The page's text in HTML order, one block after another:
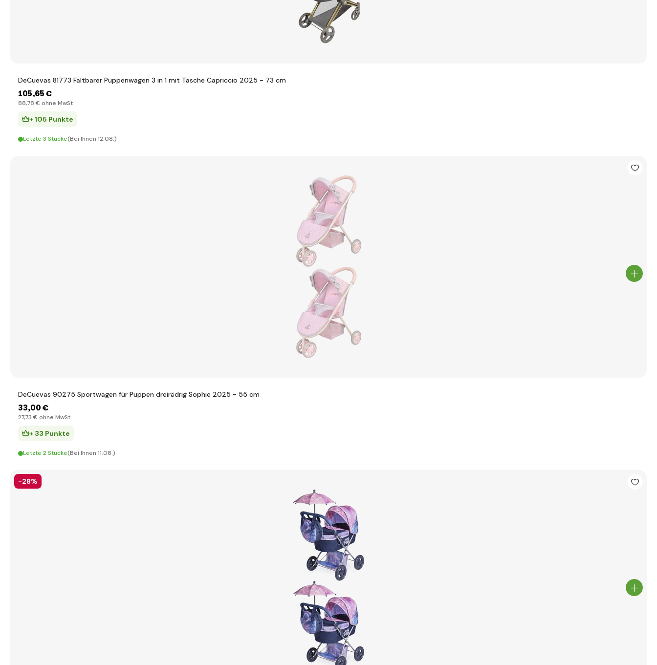
DeCuevas 81773 Faltbarer Puppenwagen 3 in 1 mit Tasche Capriccio 2025 - 73 cm
105,65 €
88,78 € ohne MwSt
+ 105 Punkte
Letzte 3 Stücke(Bei Ihnen 12.08.)
DeCuevas 90275 Sportwagen für Puppen dreirädrig Sophie 2025 - 55 cm
33,00 €
27,73 € ohne MwSt
+ 33 Punkte
Letzte 2 Stücke(Bei Ihnen 11.08.)
-28%